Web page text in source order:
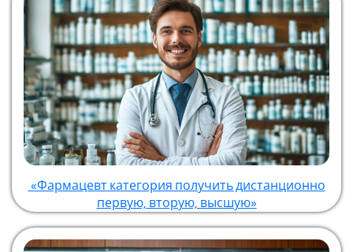
«Фармацевт категория получить дистанционно
первую, вторую, высшую»